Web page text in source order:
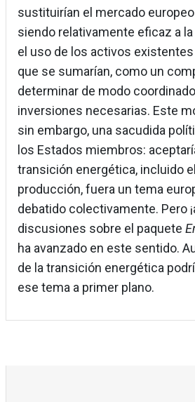
sustituirían el mercado
siendo relativamente eficaz a
el uso de los activos
que se sumarían, como un
determinar de modo
inversiones necesarias. Este
sin embargo, una sacudida
los Estados miembros:
transición energética, incluido
producción, fuera un tema
debatido colectivamente. Pero
discusiones sobre el paquete
ha avanzado en este sentido.
de la transición energética
ese tema a primer plano.